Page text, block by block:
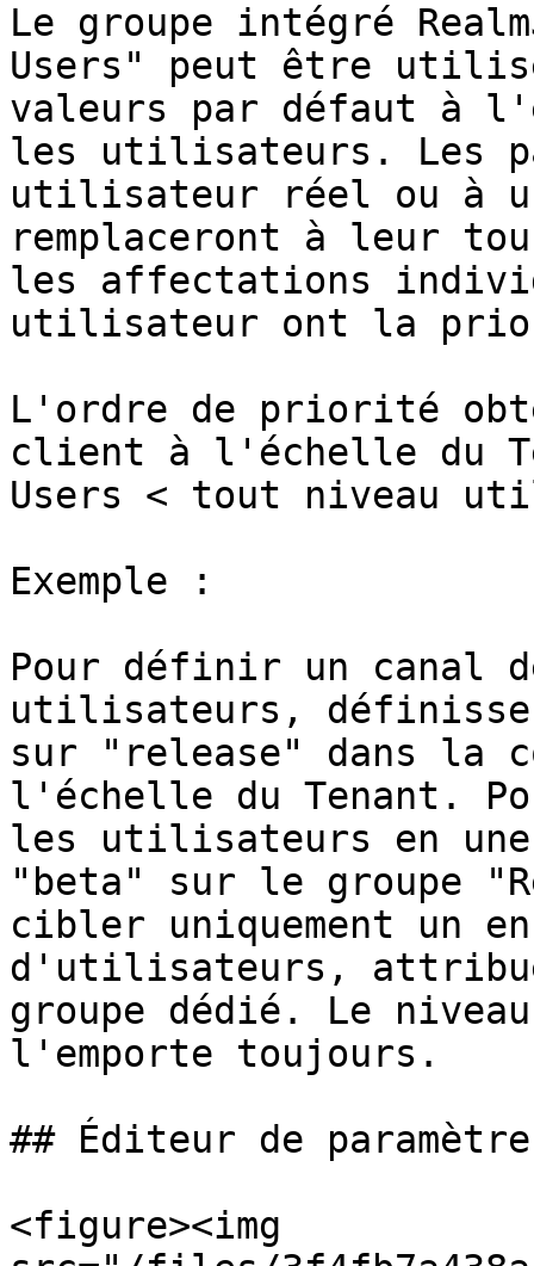
Le groupe intégré
Users" peut être
valeurs par défaut à
les utilisateurs. Les
utilisateur réel ou à
remplaceront à leur
les affectations
utilisateur ont la
L'ordre de priorité
client à l'échelle du
Users < tout niveau
Exemple :
Pour définir un canal
utilisateurs, définissez
sur "release" dans la
l'échelle du Tenant.
les utilisateurs en
"beta" sur le groupe
cibler uniquement un
d'utilisateurs,
groupe dédié. Le
l'emporte toujours.
## Éditeur de
<figure><img